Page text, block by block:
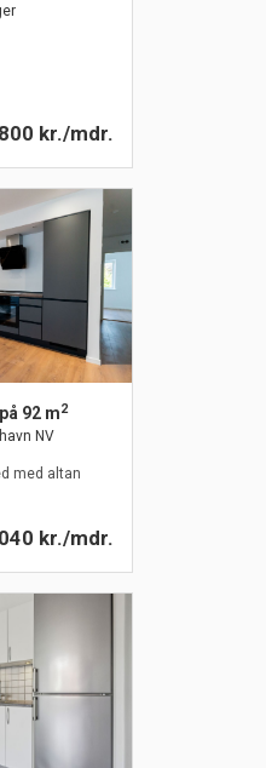
kr./mdr.
92 m2
NV
med altan
kr./mdr.